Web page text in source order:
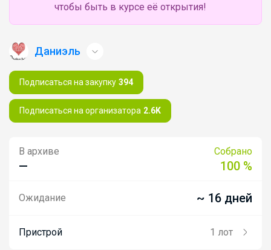
чтобы быть в курсе её открытия!
Даниэль
Подписаться на закупку 394
Подписаться на организатора 2.6K
В архиве
—
Собрано
100 %
Ожидание ~ 16 дней
Пристрой 1 лот